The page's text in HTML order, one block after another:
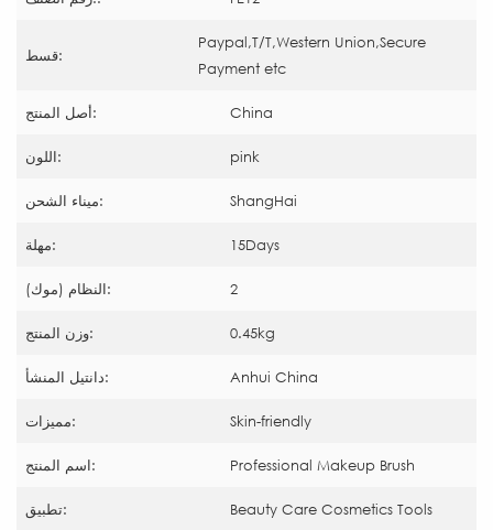
قسط:
Paypal,T/T,Western Union,Secure
Payment etc
أصل المنتج: China
اللون: pink
ميناء الشحن: ShangHai
مهلة: 15Days
النظام (موك): 2
وزن المنتج: 0.45kg
دانتيل المنشأ: Anhui China
مميزات: Skin-friendly
اسم المنتج: Professional Makeup Brush
تطبيق: Beauty Care Cosmetics Tools